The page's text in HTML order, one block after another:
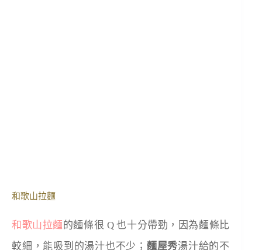
和歌山拉麵
和歌山拉麵 的麵條很 Q 也十分帶勁，因為麵條比
較細，能吸到的湯汁也不少； 麵屋秀湯汁給的不